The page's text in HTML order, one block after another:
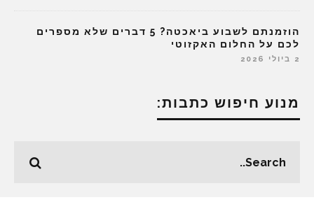
הוזמנתם לשבוע ביאכטה? 5 דברים שלא מספרים
לכם על החלום האקזוטי
2 ביולי 2026
מנוע חיפוש כתבות: